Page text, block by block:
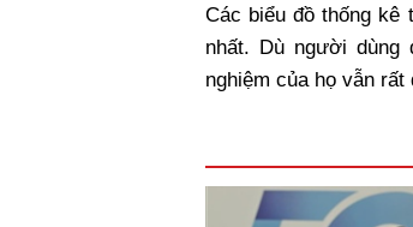
Các biểu đồ thống kê
nhất. Dù người
nghiệm của họ vẫn rất